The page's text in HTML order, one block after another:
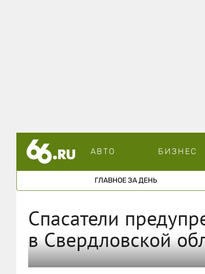
АВТО БИЗНЕС
ГЛАВНОЕ ЗА ДЕНЬ
Спасатели
в Свердловской